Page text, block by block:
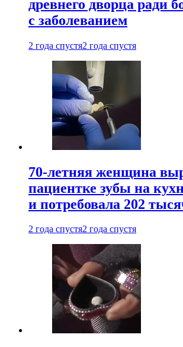
древнего дворца ради
с заболеванием
2 года спустя2 года спустя
70-летняя женщина
пациентке зубы на
и потребовала 202
2 года спустя2 года спустя